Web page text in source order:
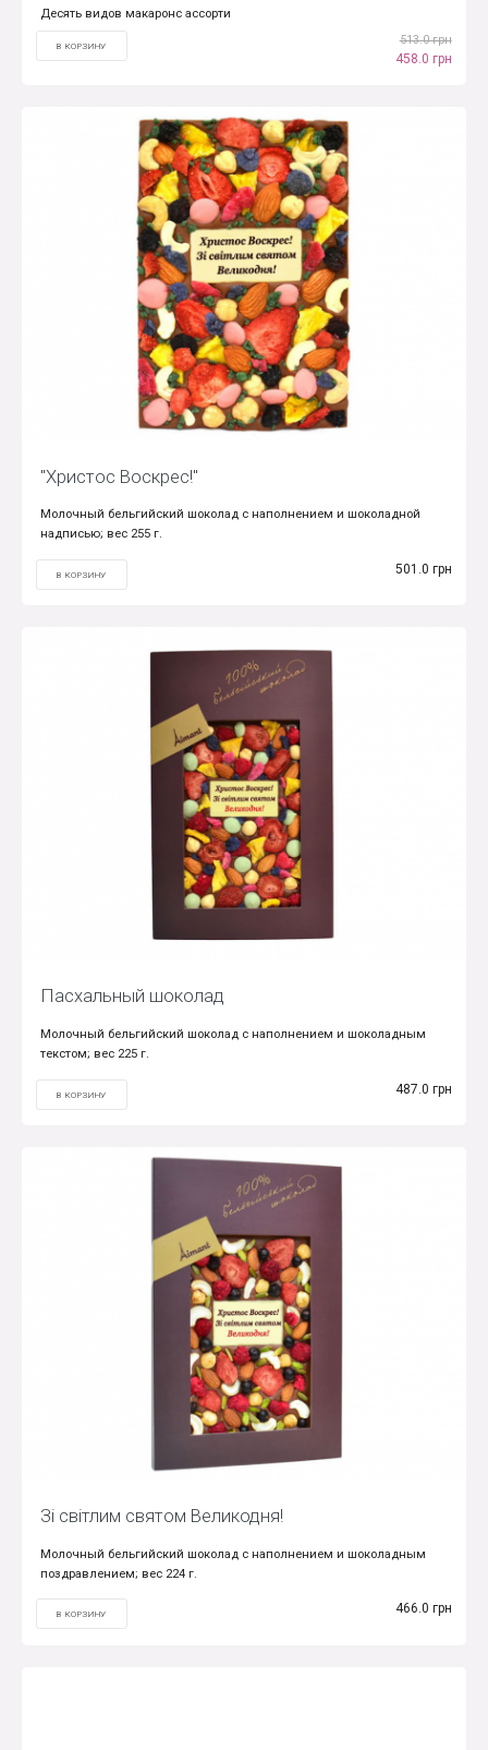
Десять видов макаронс ассорти
В КОРЗИНУ 513.0 грн
458.0 грн
"Христос Воскрес!"
Молочный бельгийский шоколад с наполнением и шоколадной
надписью; вес 255 г.
В КОРЗИНУ 501.0 грн
Пасхальный шоколад
Молочный бельгийский шоколад с наполнением и шоколадным
текстом; вес 225 г.
В КОРЗИНУ 487.0 грн
Зі світлим святом Великодня!
Молочный бельгийский шоколад с наполнением и шоколадным
поздравлением; вес 224 г.
В КОРЗИНУ 466.0 грн